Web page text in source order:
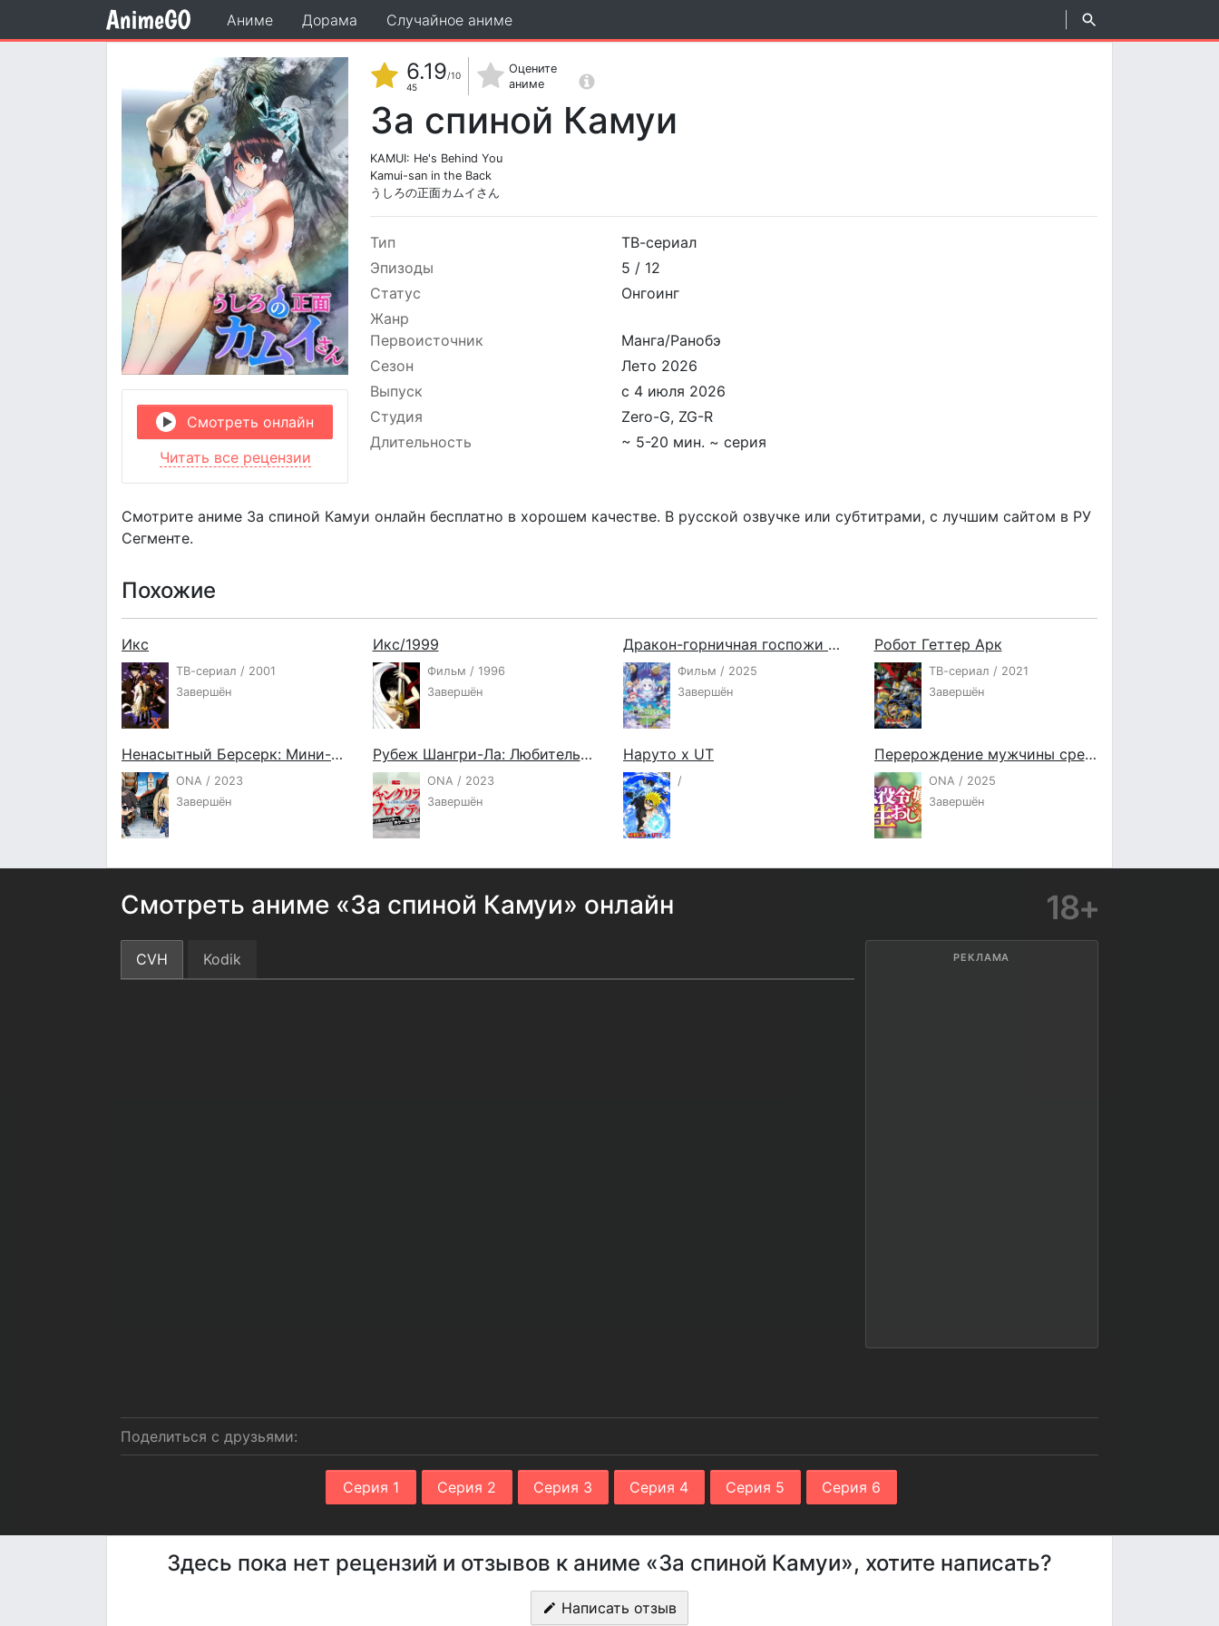
Аниме Дорама Случайное аниме
Смотреть онлайн
Читать все рецензии
6.19/10
45
Оцените
аниме
За спиной Камуи
KAMUI: He's Behind You
Kamui-san in the Back
うしろの正面カムイさん
Тип
ТВ-сериал
Эпизоды
5 / 12
Статус
Онгоинг
Жанр
Первоисточник
Манга/Ранобэ
Сезон
Лето 2026
Выпуск
с 4 июля 2026
Студия
Zero-G, ZG-R
Длительность
~ 5-20 мин. ~ серия
Смотрите аниме За спиной Камуи онлайн бесплатно в хорошем качестве. В русской озвучке или субтитрами, с лучшим сайтом в РУ
Сегменте.
Похожие
Икс
ТВ-сериал / 2001
Завершён
Икс/1999
Фильм / 1996
Завершён
Дракон-горничная госпожи Кобаяси: Одинокий дракон
Фильм / 2025
Завершён
Робот Геттер Арк
ТВ-сериал / 2021
Завершён
Ненасытный Берсерк: Мини-аниме
ONA / 2023
Завершён
Рубеж Шангри-Ла: Любитель игрошлака бросает вызов топ-игре — Мини-аниме
ONA / 2023
Завершён
Наруто х UT
/
Перерождение мужчины средних лет в дочь дворянина: Мини
ONA / 2025
Завершён
Смотреть аниме «За спиной Камуи» онлайн 18+
CVH Kodik РЕКЛАМА
Поделиться с друзьями:
Серия 1 Серия 2 Серия 3 Серия 4 Серия 5 Серия 6
Здесь пока нет рецензий и отзывов к аниме «За спиной Камуи», хотите написать?
Написать отзыв